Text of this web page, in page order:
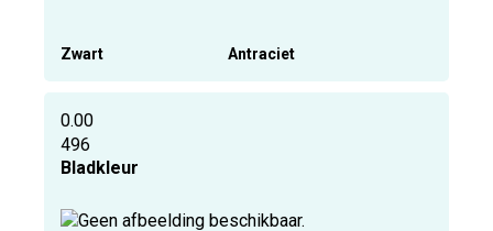
Zwart Antraciet
0.00
496
Bladkleur